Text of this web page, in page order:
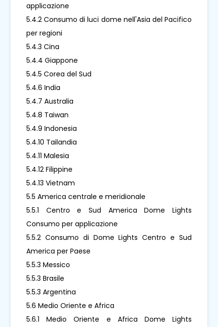
applicazione
5.4.2 Consumo di luci dome nell'Asia del Pacifico
per regioni
5.4.3 Cina
5.4.4 Giappone
5.4.5 Corea del Sud
5.4.6 India
5.4.7 Australia
5.4.8 Taiwan
5.4.9 Indonesia
5.4.10 Tailandia
5.4.11 Malesia
5.4.12 Filippine
5.4.13 Vietnam
5.5 America centrale e meridionale
5.5.1 Centro e Sud America Dome Lights
Consumo per applicazione
5.5.2 Consumo di Dome Lights Centro e Sud
America per Paese
5.5.3 Messico
5.5.3 Brasile
5.5.3 Argentina
5.6 Medio Oriente e Africa
5.6.1 Medio Oriente e Africa Dome Lights